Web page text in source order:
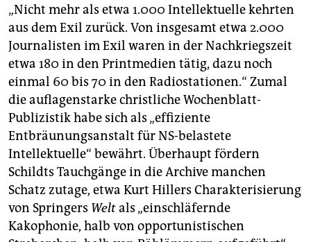
„Nicht mehr als etwa 1.000 Intellektuelle kehrten
aus dem Exil zurück. Von insgesamt etwa 2.000
Journalisten im Exil waren in der Nachkriegszeit
etwa 180 in den Printmedien tätig, dazu noch
einmal 60 bis 70 in den Radiostationen.“ Zumal
die auflagenstarke christliche Wochenblatt-
Publizistik habe sich als „effiziente
Entbräunungsanstalt für NS-belastete
Intellektuelle“ bewährt. Überhaupt fördern
Schildts Tauchgänge in die Archive manchen
Schatz zutage, etwa Kurt Hillers Charakterisierung
von Springers Weltals „einschläfernde
Kakophonie, halb von opportunistischen